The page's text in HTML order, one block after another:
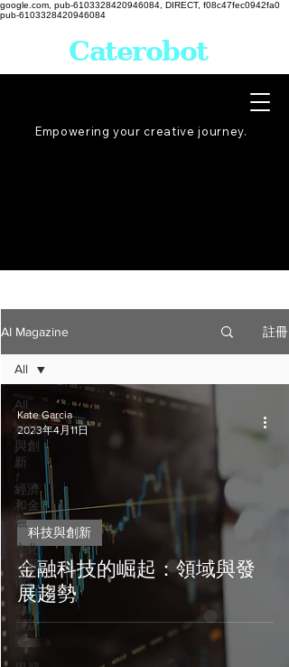
google.com, pub-6103328420946084, DIRECT, f08c47fec0942fa0
pub-6103328420946084
Empowering your creative journey.
Caterobot
AI Magazine 註冊
All
科技
與創
新
經濟
和金
融
文化
和藝
術
遊戲
與媒
體
All
金融科技的崛起：領域與發
展趨勢
科技與創新
Kate Garcia
2023年4月11日